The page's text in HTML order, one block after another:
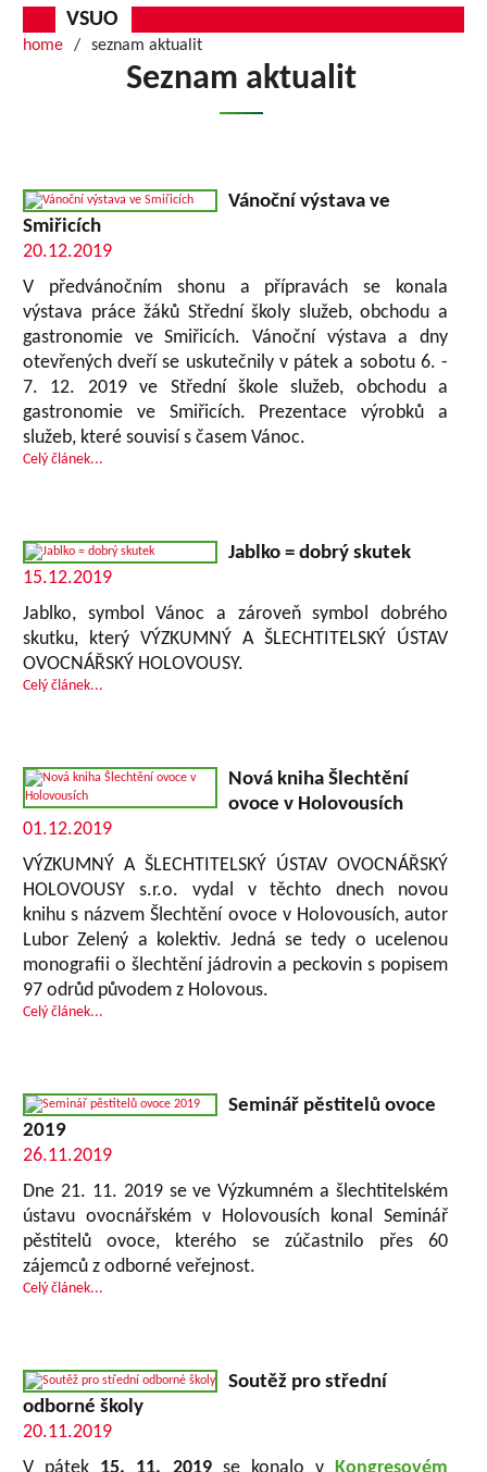
VSUO
home seznam aktualit
Seznam aktualit
Vánoční výstava ve
Smiřicích
20.12.2019
V předvánočním shonu a přípravách se konala
výstava práce žáků Střední školy služeb, obchodu a
gastronomie ve Smiřicích. Vánoční výstava a dny
otevřených dveří se uskutečnily v pátek a sobotu 6. -
7. 12. 2019 ve Střední škole služeb, obchodu a
gastronomie ve Smiřicích. Prezentace výrobků a
služeb, které souvisí s časem Vánoc.
Celý článek...
Jablko = dobrý skutek
15.12.2019
Jablko, symbol Vánoc a zároveň symbol dobrého
skutku, který VÝZKUMNÝ A ŠLECHTITELSKÝ ÚSTAV
OVOCNÁŘSKÝ HOLOVOUSY.
Celý článek...
Nová kniha Šlechtění
ovoce v Holovousích
01.12.2019
VÝZKUMNÝ A ŠLECHTITELSKÝ ÚSTAV OVOCNÁŘSKÝ
HOLOVOUSY s.r.o. vydal v těchto dnech novou
knihu s názvem Šlechtění ovoce v Holovousích, autor
Lubor Zelený a kolektiv. Jedná se tedy o ucelenou
monografii o šlechtění jádrovin a peckovin s popisem
97 odrůd původem z Holovous.
Celý článek...
Seminář pěstitelů ovoce
2019
26.11.2019
Dne 21. 11. 2019 se ve Výzkumném a šlechtitelském
ústavu ovocnářském v Holovousích konal Seminář
pěstitelů ovoce, kterého se zúčastnilo přes 60
zájemců z odborné veřejnost.
Celý článek...
Soutěž pro střední
odborné školy
20.11.2019